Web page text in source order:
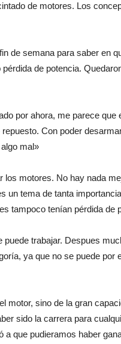
de motores. Los
de semana para saber en
de potencia.
por ahora, me parece
Con poder
mal»
los motores. No hay nada
un tema de tanta
tampoco tenían pérdida de
trabajar. Despues
ya que no se puede por
motor, sino de la gran
sido la carrera para
que pudieramos haber